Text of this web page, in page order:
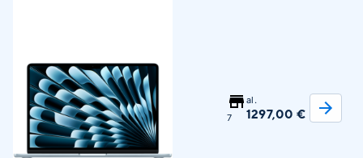
7
al.
1297,00 €